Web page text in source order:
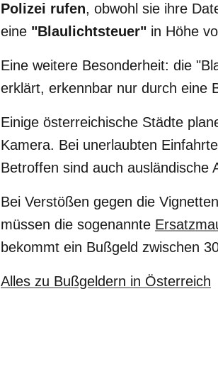
Polizei rufen, obwohl sie ihre
eine "Blaulichtsteuer" in Höhe
Eine weitere Besonderheit: die
erklärt, erkennbar nur durch eine
Einige österreichische Städte
Kamera. Bei unerlaubten
Betroffen sind auch ausländische
Bei Verstößen gegen die
müssen die sogenannte
bekommt ein Bußgeld zwischen
Alles zu Bußgeldern in Österreich